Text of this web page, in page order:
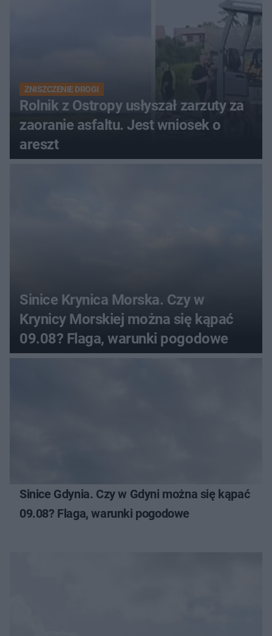
ZNISZCZENIE DROGI
Rolnik z Ostropy usłyszał zarzuty za
zaoranie asfaltu. Jest wniosek o
areszt
Sinice Krynica Morska. Czy w
Krynicy Morskiej można się kąpać
09.08? Flaga, warunki pogodowe
Sinice Gdynia. Czy w Gdyni można się kąpać
09.08? Flaga, warunki pogodowe